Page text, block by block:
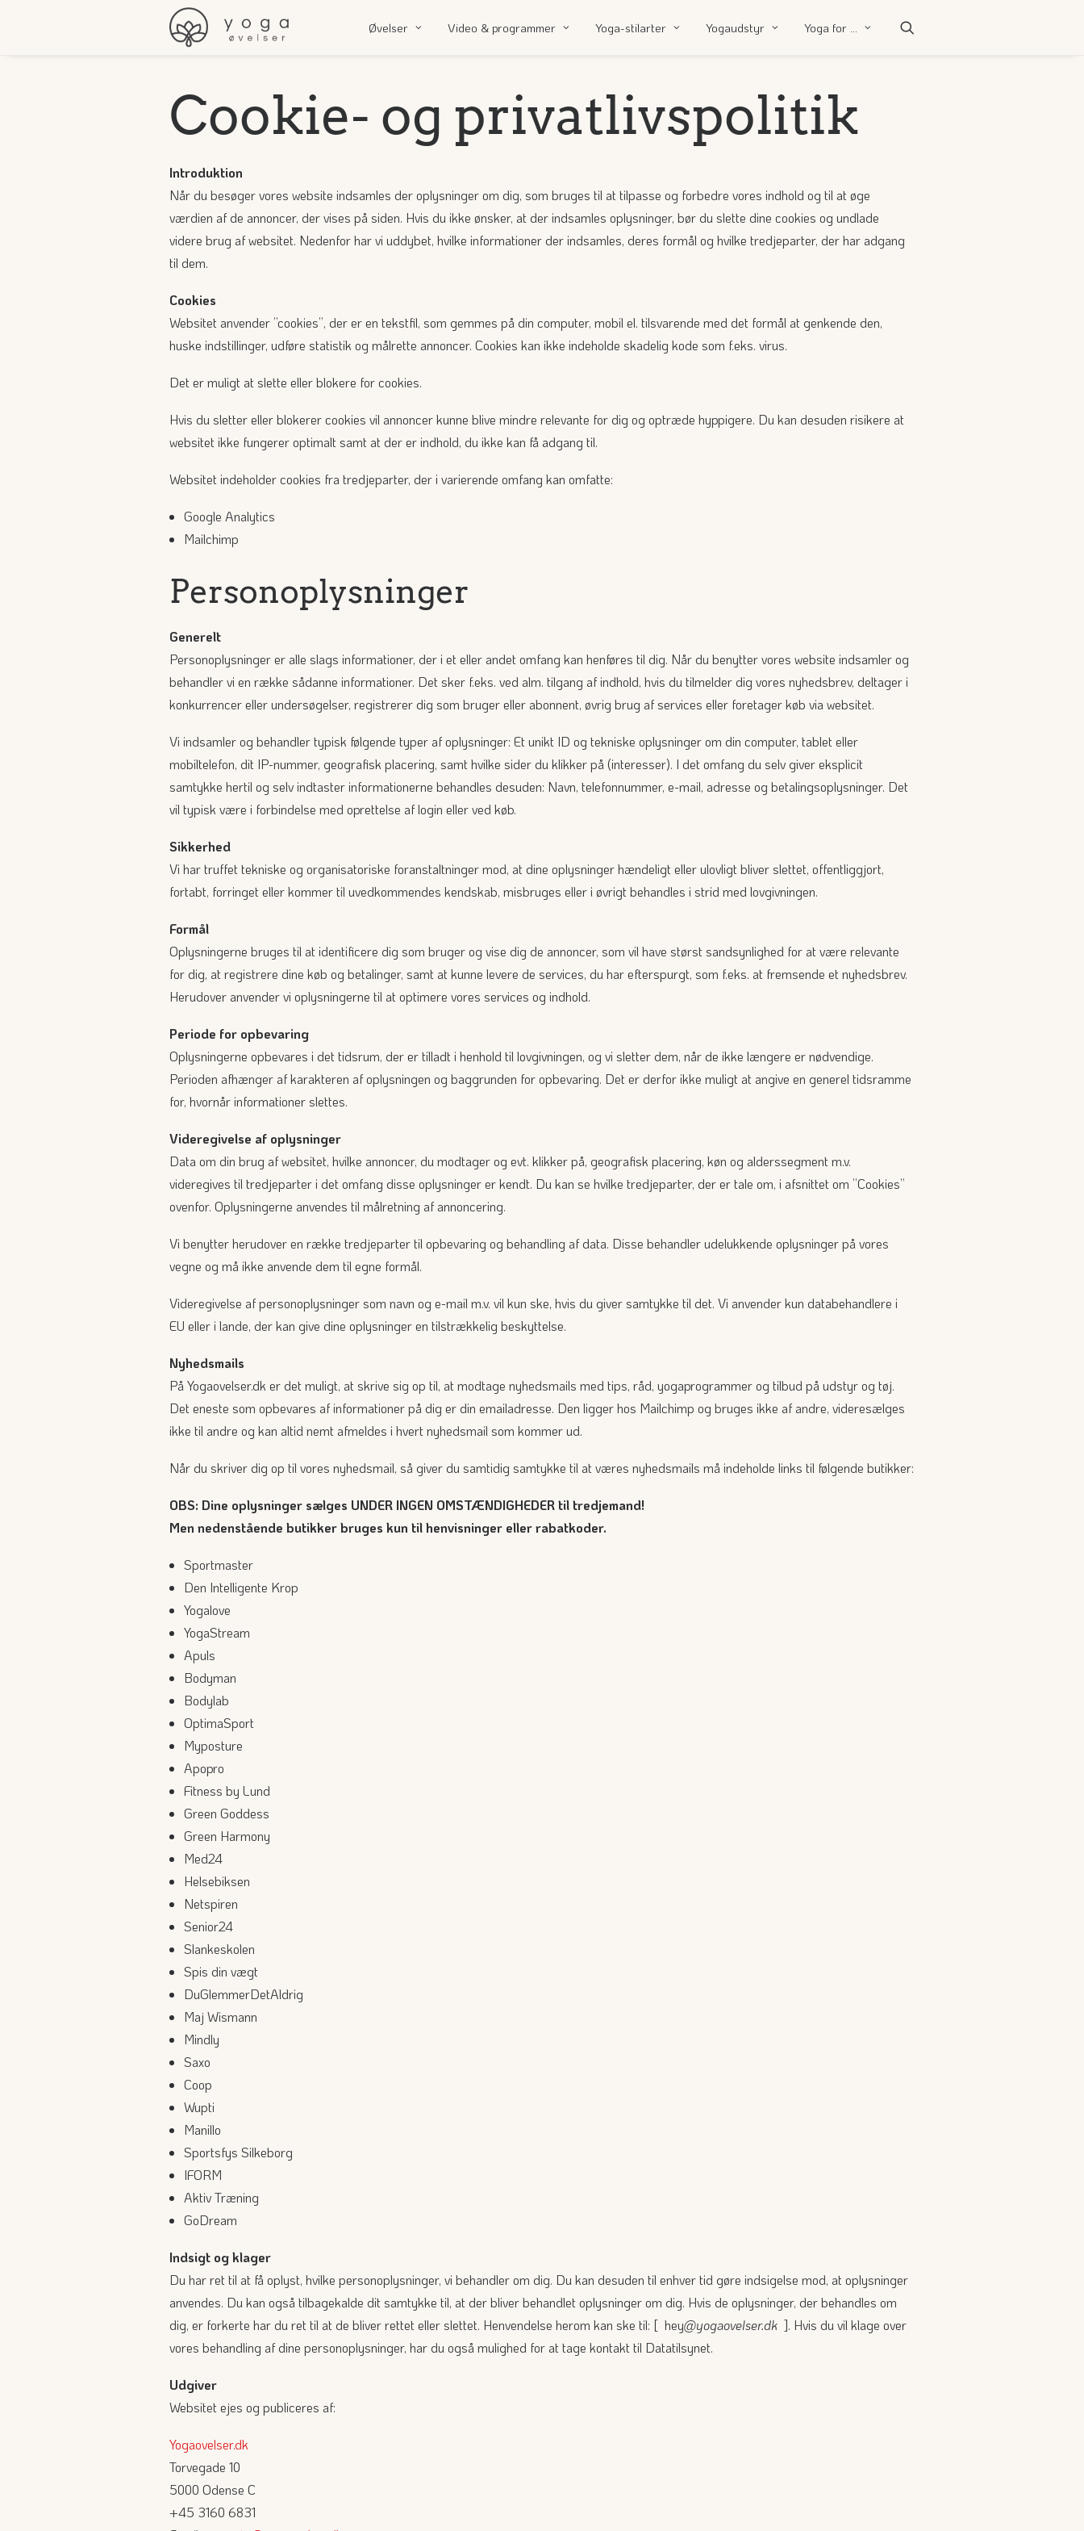
Øvelser Video & programmer Yoga-stilarter Yogaudstyr Yoga for …
Cookie- og privatlivspolitik
Introduktion
Når du besøger vores website indsamles der oplysninger om dig, som bruges til at tilpasse og forbedre vores indhold og til at øge
værdien af de annoncer, der vises på siden. Hvis du ikke ønsker, at der indsamles oplysninger, bør du slette dine cookies og undlade
videre brug af websitet. Nedenfor har vi uddybet, hvilke informationer der indsamles, deres formål og hvilke tredjeparter, der har adgang
til dem.
Cookies
Websitet anvender ”cookies”, der er en tekstfil, som gemmes på din computer, mobil el. tilsvarende med det formål at genkende den,
huske indstillinger, udføre statistik og målrette annoncer. Cookies kan ikke indeholde skadelig kode som f.eks. virus.
Det er muligt at slette eller blokere for cookies.
Hvis du sletter eller blokerer cookies vil annoncer kunne blive mindre relevante for dig og optræde hyppigere. Du kan desuden risikere at
websitet ikke fungerer optimalt samt at der er indhold, du ikke kan få adgang til.
Websitet indeholder cookies fra tredjeparter, der i varierende omfang kan omfatte:
Google Analytics
Mailchimp
Personoplysninger
Generelt
Personoplysninger er alle slags informationer, der i et eller andet omfang kan henføres til dig. Når du benytter vores website indsamler og
behandler vi en række sådanne informationer. Det sker f.eks. ved alm. tilgang af indhold, hvis du tilmelder dig vores nyhedsbrev, deltager i
konkurrencer eller undersøgelser, registrerer dig som bruger eller abonnent, øvrig brug af services eller foretager køb via websitet.
Vi indsamler og behandler typisk følgende typer af oplysninger: Et unikt ID og tekniske oplysninger om din computer, tablet eller
mobiltelefon, dit IP-nummer, geografisk placering, samt hvilke sider du klikker på (interesser). I det omfang du selv giver eksplicit
samtykke hertil og selv indtaster informationerne behandles desuden: Navn, telefonnummer, e-mail, adresse og betalingsoplysninger. Det
vil typisk være i forbindelse med oprettelse af login eller ved køb.
Sikkerhed
Vi har truffet tekniske og organisatoriske foranstaltninger mod, at dine oplysninger hændeligt eller ulovligt bliver slettet, offentliggjort,
fortabt, forringet eller kommer til uvedkommendes kendskab, misbruges eller i øvrigt behandles i strid med lovgivningen.
Formål
Oplysningerne bruges til at identificere dig som bruger og vise dig de annoncer, som vil have størst sandsynlighed for at være relevante
for dig, at registrere dine køb og betalinger, samt at kunne levere de services, du har efterspurgt, som f.eks. at fremsende et nyhedsbrev.
Herudover anvender vi oplysningerne til at optimere vores services og indhold.
Periode for opbevaring
Oplysningerne opbevares i det tidsrum, der er tilladt i henhold til lovgivningen, og vi sletter dem, når de ikke længere er nødvendige.
Perioden afhænger af karakteren af oplysningen og baggrunden for opbevaring. Det er derfor ikke muligt at angive en generel tidsramme
for, hvornår informationer slettes.
Videregivelse af oplysninger
Data om din brug af websitet, hvilke annoncer, du modtager og evt. klikker på, geografisk placering, køn og alderssegment m.v.
videregives til tredjeparter i det omfang disse oplysninger er kendt. Du kan se hvilke tredjeparter, der er tale om, i afsnittet om ”Cookies”
ovenfor. Oplysningerne anvendes til målretning af annoncering.
Vi benytter herudover en række tredjeparter til opbevaring og behandling af data. Disse behandler udelukkende oplysninger på vores
vegne og må ikke anvende dem til egne formål.
Videregivelse af personoplysninger som navn og e-mail m.v. vil kun ske, hvis du giver samtykke til det. Vi anvender kun databehandlere i
EU eller i lande, der kan give dine oplysninger en tilstrækkelig beskyttelse.
Nyhedsmails
På Yogaovelser.dk er det muligt, at skrive sig op til, at modtage nyhedsmails med tips, råd, yogaprogrammer og tilbud på udstyr og tøj.
Det eneste som opbevares af informationer på dig er din emailadresse. Den ligger hos Mailchimp og bruges ikke af andre, videresælges
ikke til andre og kan altid nemt afmeldes i hvert nyhedsmail som kommer ud.
Når du skriver dig op til vores nyhedsmail, så giver du samtidig samtykke til at væres nyhedsmails må indeholde links til følgende butikker:
OBS: Dine oplysninger sælges UNDER INGEN OMSTÆNDIGHEDER til tredjemand!
Men nedenstående butikker bruges kun til henvisninger eller rabatkoder.
Sportmaster
Den Intelligente Krop
Yogalove
YogaStream
Apuls
Bodyman
Bodylab
OptimaSport
Myposture
Apopro
Fitness by Lund
Green Goddess
Green Harmony
Med24
Helsebiksen
Netspiren
Senior24
Slankeskolen
Spis din vægt
DuGlemmerDetAldrig
Maj Wismann
Mindly
Saxo
Coop
Wupti
Manillo
Sportsfys Silkeborg
IFORM
Aktiv Træning
GoDream
Indsigt og klager
Du har ret til at få oplyst, hvilke personoplysninger, vi behandler om dig. Du kan desuden til enhver tid gøre indsigelse mod, at oplysninger
anvendes. Du kan også tilbagekalde dit samtykke til, at der bliver behandlet oplysninger om dig. Hvis de oplysninger, der behandles om
dig, er forkerte har du ret til at de bliver rettet eller slettet. Henvendelse herom kan ske til: [ hey@yogaovelser.dk ]. Hvis du vil klage over
vores behandling af dine personoplysninger, har du også mulighed for at tage kontakt til Datatilsynet.
Udgiver
Websitet ejes og publiceres af:
Yogaovelser.dk
Torvegade 10
5000 Odense C
+45 3160 6831